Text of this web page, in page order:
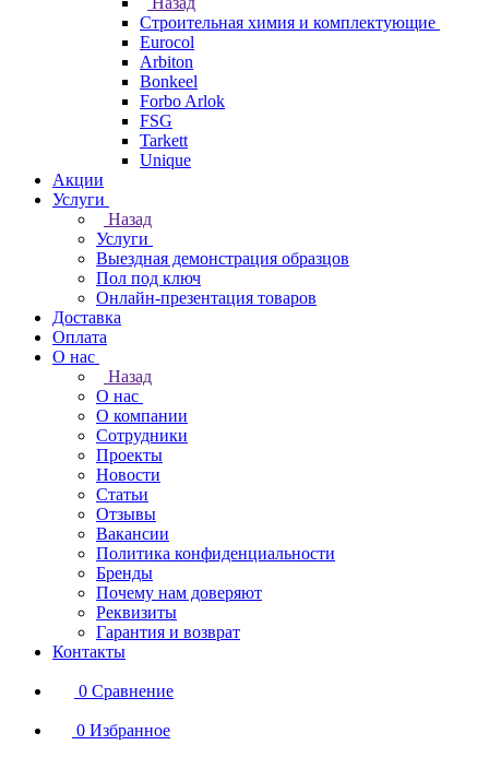
Строительная химия и комплектующие
Eurocol
Arbiton
Bonkeel
Forbo Arlok
FSG
Tarkett
Unique
Акции
Услуги
Назад
Услуги
Выездная демонстрация образцов
Пол под ключ
Онлайн-презентация товаров
Доставка
Оплата
О нас
Назад
О нас
О компании
Сотрудники
Проекты
Новости
Статьи
Отзывы
Вакансии
Политика конфиденциальности
Бренды
Почему нам доверяют
Реквизиты
Гарантия и возврат
Контакты
0 Сравнение
0 Избранное